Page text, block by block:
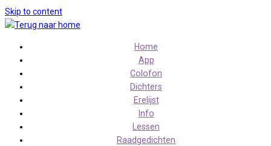
Skip to content
Home
App
Colofon
Dichters
Erelijst
Info
Lessen
Raadgedichten